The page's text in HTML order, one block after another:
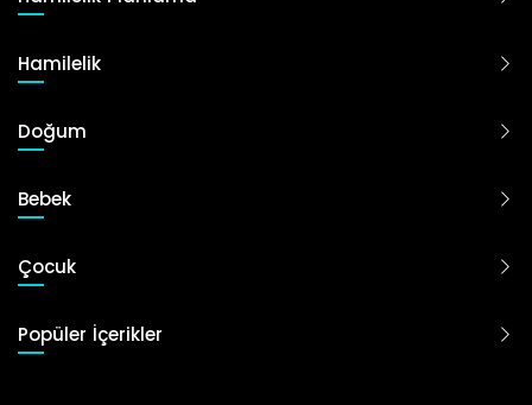
Hamilelik
Doğum
Bebek
Çocuk
Popüler İçerikler